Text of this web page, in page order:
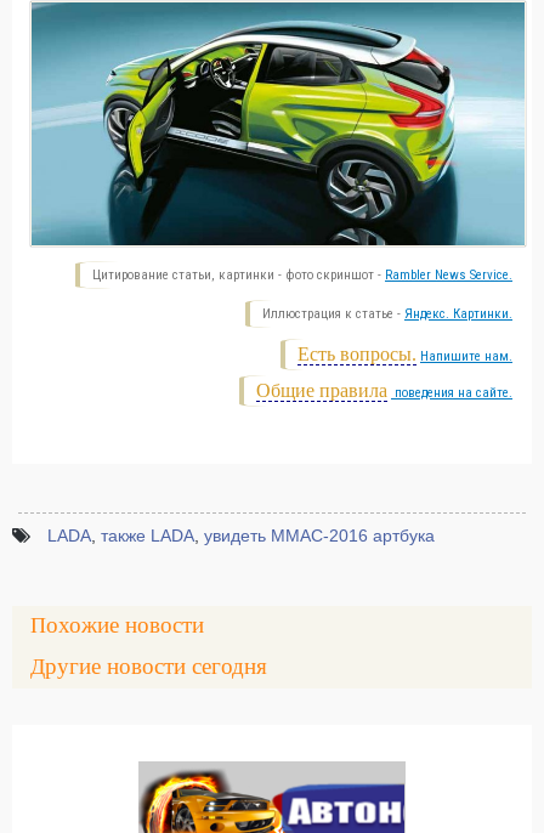
Цитирование статьи, картинки - фото скриншот - Rambler News Service.
Иллюстрация к статье - Яндекс. Картинки.
Есть вопросы. Напишите нам.
Общие правила поведения на сайте.
LADA также LADA увидеть ММАС-2016 артбука
Похожие новости
Другие новости сегодня